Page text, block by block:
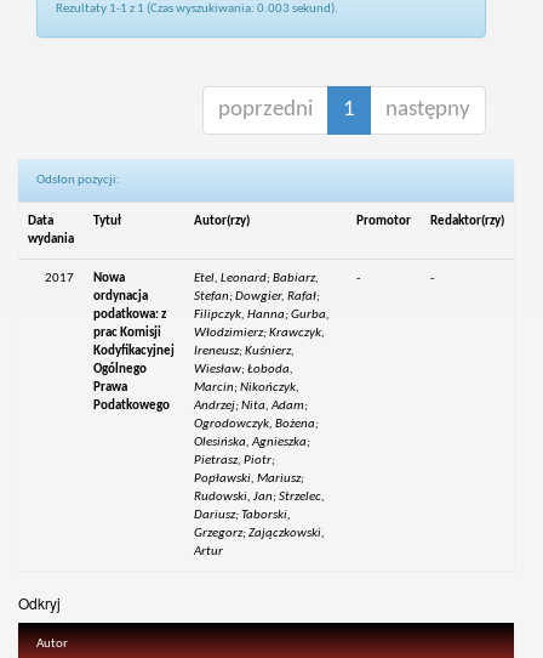
Rezultaty 1-1 z 1 (Czas wyszukiwania: 0.003 sekund).
poprzedni 1 następny
Odsłon pozycji:
Data
wydania
Tytuł Autor(rzy) Promotor Redaktor(rzy)
2017
Nowa
ordynacja
podatkowa: z
prac Komisji
Kodyfikacyjnej
Ogólnego
Prawa
Podatkowego
Etel, Leonard; Babiarz,
Stefan; Dowgier, Rafał;
Filipczyk, Hanna; Gurba,
Włodzimierz; Krawczyk,
Ireneusz; Kuśnierz,
Wiesław; Łoboda,
Marcin; Nikończyk,
Andrzej; Nita, Adam;
Ogrodowczyk, Bożena;
Olesińska, Agnieszka;
Pietrasz, Piotr;
Popławski, Mariusz;
Rudowski, Jan; Strzelec,
Dariusz; Taborski,
Grzegorz; Zajączkowski,
Artur
- -
Odkryj
Autor